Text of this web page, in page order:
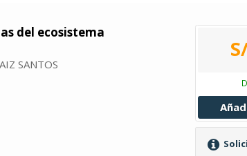
del ecosistema
SANTOS